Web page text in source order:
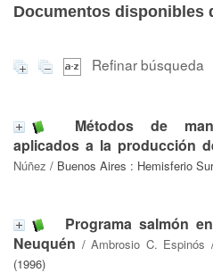
Documentos disponibles
Refinar búsqueda
Métodos de
aplicados a la producción
Núñez / Buenos Aires : Hemisferio
Programa salmón
Neuquén / Ambrosio C. Espinós
(1996)